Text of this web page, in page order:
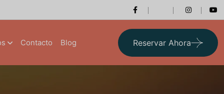
Contacto Blog Reservar Ahora